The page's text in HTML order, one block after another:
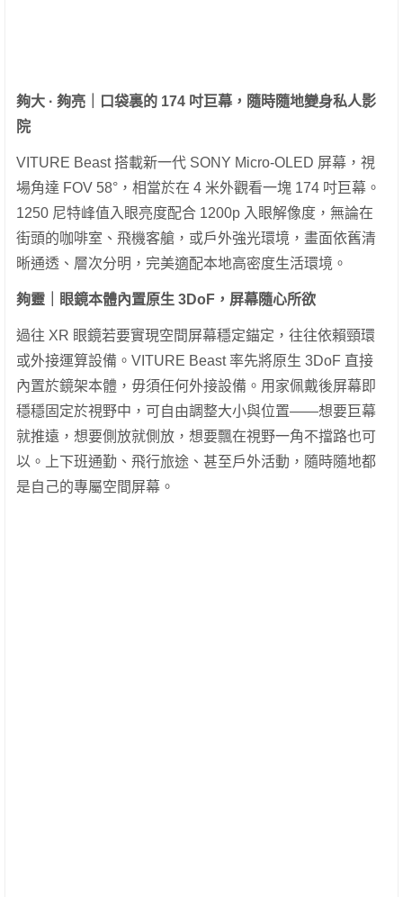
夠大 · 夠亮｜口袋裏的 174 吋巨幕，隨時隨地變身私人影
院
VITURE Beast 搭載新一代 SONY Micro-OLED 屏幕，視
場角達 FOV 58°，相當於在 4 米外觀看一塊 174 吋巨幕。
1250 尼特峰值入眼亮度配合 1200p 入眼解像度，無論在
街頭的咖啡室、飛機客艙，或戶外強光環境，畫面依舊清
晰通透、層次分明，完美適配本地高密度生活環境。
夠靈｜眼鏡本體內置原生 3DoF ，屏幕隨心所欲
過往 XR 眼鏡若要實現空間屏幕穩定錨定，往往依賴頸環
或外接運算設備。VITURE Beast 率先將原生 3DoF 直接
內置於鏡架本體，毋須任何外接設備。用家佩戴後屏幕即
穩穩固定於視野中，可自由調整大小與位置——想要巨幕
就推遠，想要側放就側放，想要飄在視野一角不擋路也可
以。上下班通勤、飛行旅途、甚至戶外活動，隨時隨地都
是自己的專屬空間屏幕。